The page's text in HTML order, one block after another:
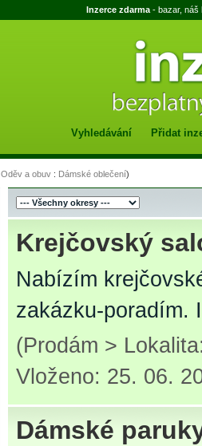
Inzerce zdarma - bazar, náš
Vyhledávání Přidat
Oděv a obuv : Dámské oblečení)
Krejčovský
Nabízím
zakázku-poradím.
(Prodám >
Vloženo: 25. 06.
Dámské